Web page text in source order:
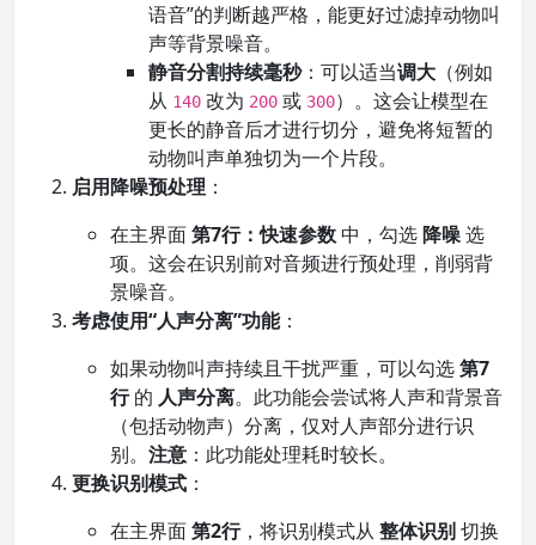
语音”的判断越严格，能更好过滤掉动物叫
声等背景噪音。
静音分割持续毫秒：可以适当调大 （例如
从 140 改为 200 或 300）。这会让模型在
更长的静音后才进行切分，避免将短暂的
动物叫声单独切为一个片段。
启用降噪预处理 ：
在主界面第7行：快速参数中，勾选降噪选
项。这会在识别前对音频进行预处理，削弱背
景噪音。
考虑使用“人声分离”功能：
如果动物叫声持续且干扰严重，可以勾选第7
行的 人声分离。此功能会尝试将人声和背景音
（包括动物声）分离，仅对人声部分进行识
别。 注意 ：此功能处理耗时较长。
更换识别模式 ：
在主界面第2行，将识别模式从 整体识别切换